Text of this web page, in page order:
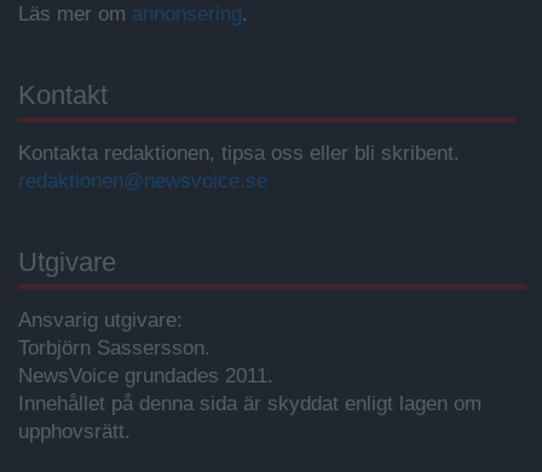
Läs mer om annonsering.
Kontakt
Kontakta redaktionen, tipsa oss eller bli skribent.
redaktionen@newsvoice.se
Utgivare
Ansvarig utgivare:
Torbjörn Sassersson.
NewsVoice grundades 2011.
Innehållet på denna sida är skyddat enligt lagen om
upphovsrätt.